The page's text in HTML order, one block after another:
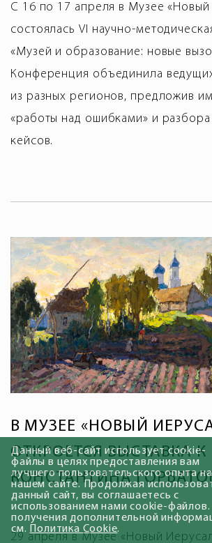
С 16 по 17 апреля в Музее
состоялась VI научно-
«Музей и образование: новые
Конференция объединила
из разных регионов, предложив
«работы над ошибками» и
кейсов.
В МУЗЕЕ «НОВЫЙ
ОТКРОЕТСЯ ВЫСТАВКА К
КОНСТАНТИНА
29 апреля в Музее «Новый
Данный веб-сайт использует cookie-
файлы в целях предоставления вам
лучшего пользовательского опыта на
нашем сайте. Продолжая
данный сайт, вы соглашаетесь с
использованием нами cookie-
получения дополнительной
см.
Политика Cookie.